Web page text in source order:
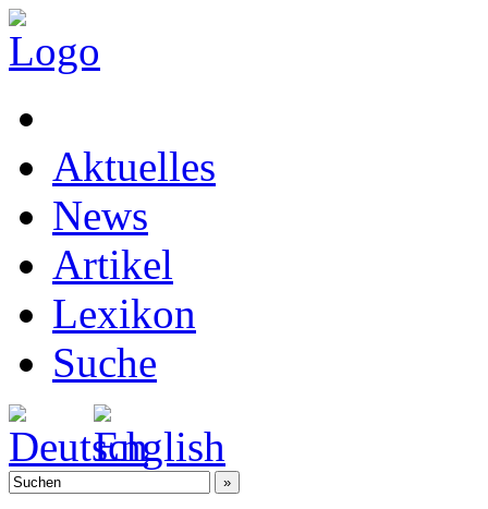
Aktuelles
News
Artikel
Lexikon
Suche